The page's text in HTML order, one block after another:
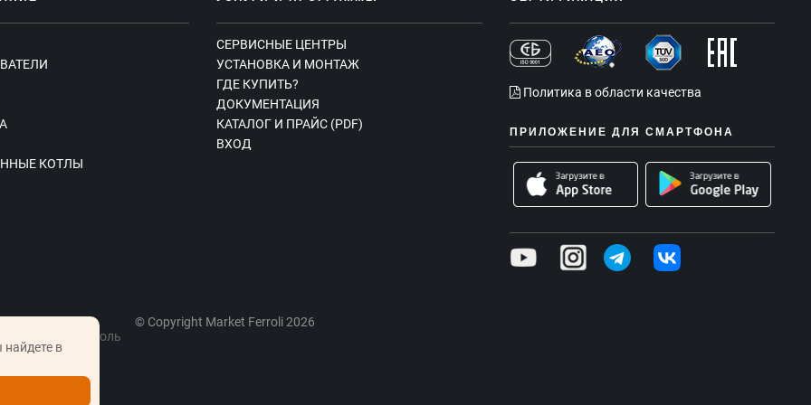
КОТЛЫ
СЕРВИСНЫЕ ЦЕНТРЫ
УСТАНОВКА И МОНТАЖ
ГДЕ КУПИТЬ?
ДОКУМЕНТАЦИЯ
КАТАЛОГ И ПРАЙС (PDF)
ВХОД
Политика в области качества
ПРИЛОЖЕНИЕ ДЛЯ СМАРТФОНА
г. Фаниполь
© Copyright Market Ferroli 2026
в